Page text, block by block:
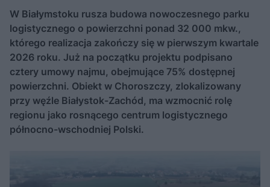
W Białymstoku rusza budowa nowoczesnego parku
logistycznego o powierzchni ponad 32 000 mkw.,
którego realizacja zakończy się w pierwszym kwartale
2026 roku. Już na początku projektu podpisano
cztery umowy najmu, obejmujące 75% dostępnej
powierzchni. Obiekt w Choroszczy, zlokalizowany
przy węźle Białystok-Zachód, ma wzmocnić rolę
regionu jako rosnącego centrum logistycznego
północno-wschodniej Polski.